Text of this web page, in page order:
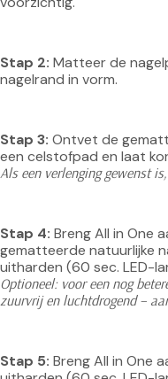
Stap 2: Matteer de
nagelrand in vorm.
Stap 3: Ontvet de
een celstofpad en laat
Als een verlenging gewenst
Stap 4: Breng All in One
gematteerde natuurlijke
uitharden (60 sec. LED-
Optioneel: voor een nog
zuurvrij en luchtdrogend –
Stap 5: Breng All in One